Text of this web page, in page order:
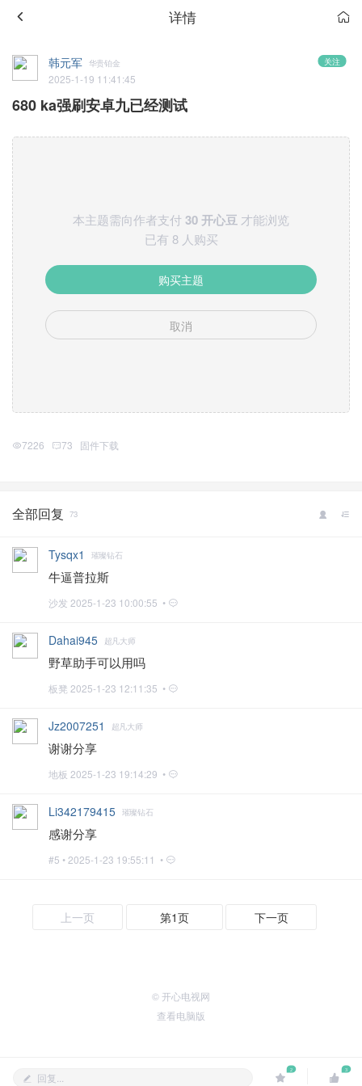
详情
关注
韩元军 华贵铂金
2025-1-19 11:41:45
680 ka强刷安卓九已经测试
本主题需向作者支付 30 开心豆 才能浏览
已有 8 人购买
购买主题
取消
7226 73 固件下载
全部回复 73
Tysqx1 璀璨钻石
牛逼普拉斯
沙发 2025-1-23 10:00:55 •
Dahai945 超凡大师
野草助手可以用吗
板凳 2025-1-23 12:11:35 •
Jz2007251 超凡大师
谢谢分享
地板 2025-1-23 19:14:29 •
Li342179415 璀璨钻石
感谢分享
#5 • 2025-1-23 19:55:11 •
回复...
3
2
上一页 第1页 下一页
© 开心电视网
查看电脑版